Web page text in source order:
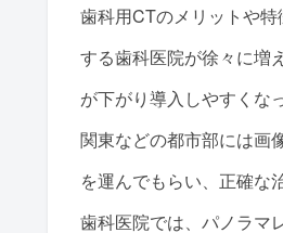
歯科用CTのメリットや
する歯科医院が徐々に増
が下がり導入しやすくな
関東などの都市部には画
を運んでもらい、正確な
歯科医院では、パノラマ